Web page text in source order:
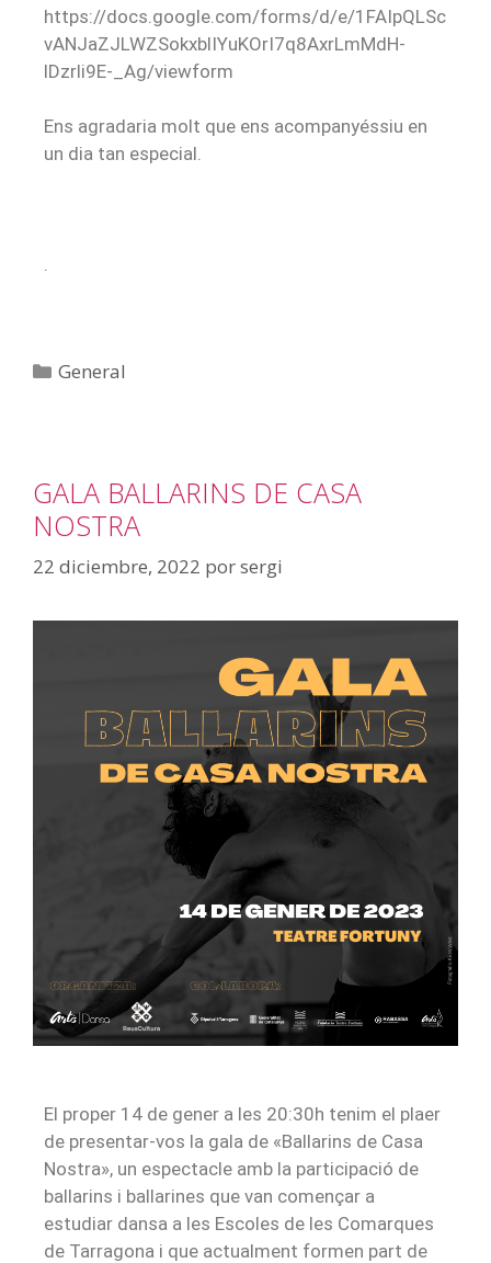
https://docs.google.com/forms/d/e/1FAIpQLSc
vANJaZJLWZSokxblIYuKOrI7q8AxrLmMdH-
lDzrli9E-_Ag/viewform
Ens agradaria molt que ens acompanyéssiu en
un dia tan especial.
.
General
GALA BALLARINS DE CASA
NOSTRA
22 diciembre, 2022 porsergi
El proper 14 de gener a les 20:30h tenim el plaer
de presentar-vos la gala de «Ballarins de Casa
Nostra», un espectacle amb la participació de
ballarins i ballarines que van començar a
estudiar dansa a les Escoles de les Comarques
de Tarragona i que actualment formen part de